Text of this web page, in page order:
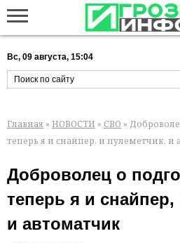
Вс, 09 августа, 15:04
Главная » НОВОСТИ » СВО »
теперь я и снайпер, и пулеметчик, и
Доброволец о
теперь я и снайпер,
и автоматчик